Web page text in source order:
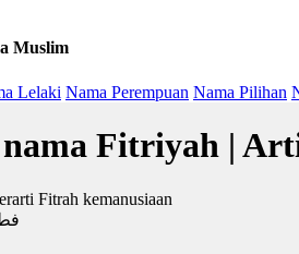
Muslim
Lelaki Nama Perempuan Nama Pilihan
Fitriyah |
Fitrah kemanusiaan